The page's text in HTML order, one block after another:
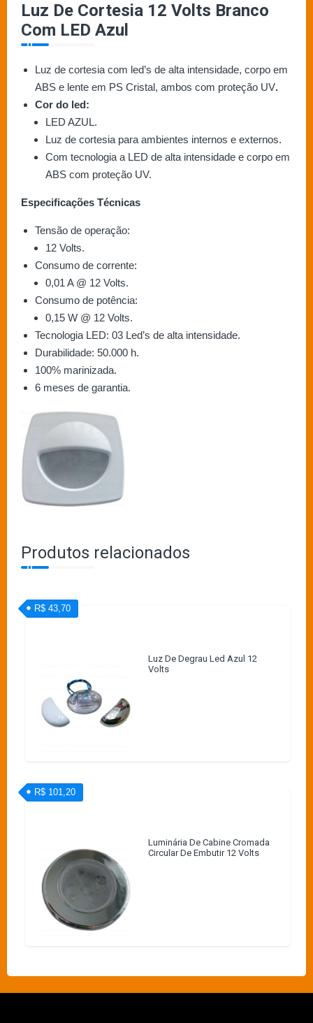
Luz De Cortesia 12 Volts Branco
Com LED Azul
Luz de cortesia com led’s de alta intensidade, corpo em
ABS e lente em PS Cristal, ambos com proteção UV.
Cor do led:
LED AZUL.
Luz de cortesia para ambientes internos e externos.
Com tecnologia a LED de alta intensidade e corpo em
ABS com proteção UV.
Especificações Técnicas
Tensão de operação:
12 Volts.
Consumo de corrente:
0,01 A @ 12 Volts.
Consumo de potência:
0,15 W @ 12 Volts.
Tecnologia LED: 03 Led’s de alta intensidade.
Durabilidade: 50.000 h.
100% marinizada.
6 meses de garantia.
Produtos relacionados
Luz De Degrau Led Azul 12
Volts
R$ 43,70
Luminária De Cabine Cromada
Circular De Embutir 12 Volts
R$ 101,20